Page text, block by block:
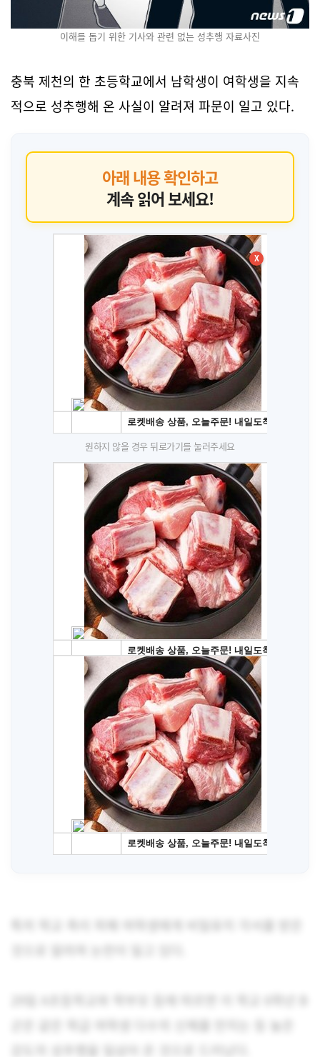
이해를 돕기 위한 기사와 관련 없는 성추행 자료사진
충북 제천의 한 초등학교에서 남학생이 여학생을 지속
적으로 성추행해 온 사실이 알려져 파문이 일고 있다.
아래 내용 확인하고
계속 읽어 보세요!
X
원하지 않을 경우 뒤로가기를 눌러주세요
특히 학교 측이 피해 여학생에게 비밀유지 각서를 받은
군은 같은 학급 여학생 다수의 신체를 만지는 등 높은
강도의 성추행을 일삼아 온 것으로 드러났다.